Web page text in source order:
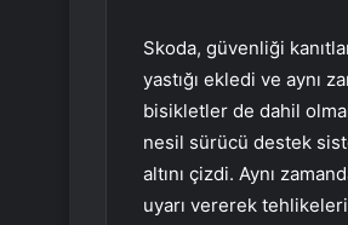
Skoda, güvenliği
yastığı ekledi ve aynı
bisikletler de dahil
nesil sürücü destek
altını çizdi. Aynı
uyarı vererek